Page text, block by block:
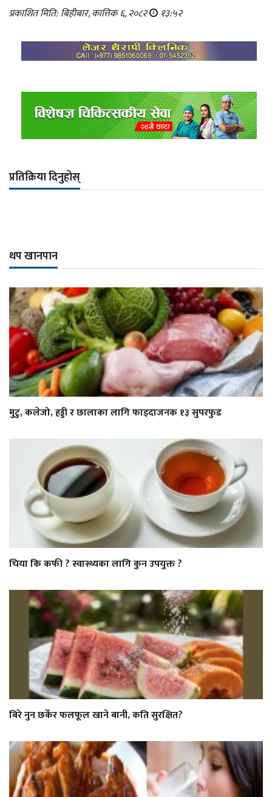
प्रकाशित मिति: बिहीबार, कात्तिक ६, २०८२ १३:५२
प्रतिक्रिया दिनुहोस्
थप खानपान
मुटु, कलेजो, हड्डी र छालाका लागि फाइदाजनक १३ सुपरफुड
चिया कि कफी ? स्वास्थ्यका लागि कुन उपयुक्त ?
बिरे नुन छर्केर फलफूल खाने बानी, कति सुरक्षित?